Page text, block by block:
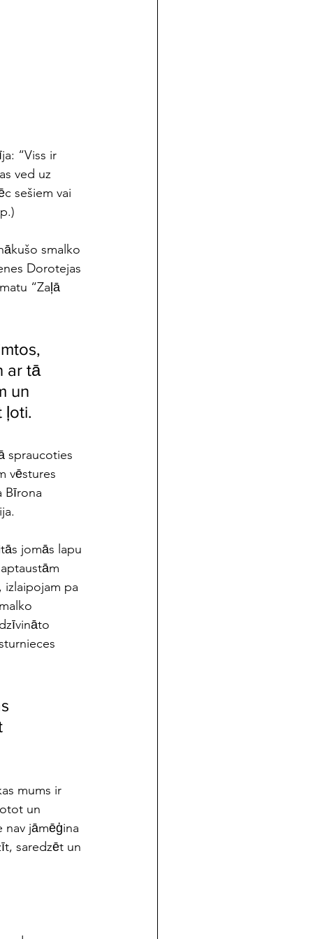
“Viss ir
ved uz
sešiem vai
smalko
Dorotejas
“Zaļā
ar tā
un
ļoti.
spraucoties
vēstures
Bīrona
jomās lapu
izlaipojam pa
mums ir
un
jāmēģina
saredzēt un